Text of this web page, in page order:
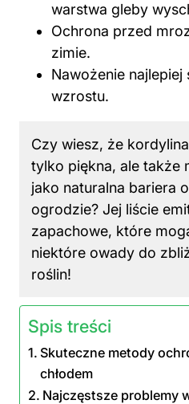
warstwa gleby
Ochrona przed
zimie.
Nawożenie
wzrostu.
Czy wiesz, że
tylko piękna, ale także
jako naturalna bariera
ogrodzie? Jej liście
zapachowe, które
niektóre owady do
roślin!
Spis treści
Skuteczne metody
chłodem
Najczęstsze problemy